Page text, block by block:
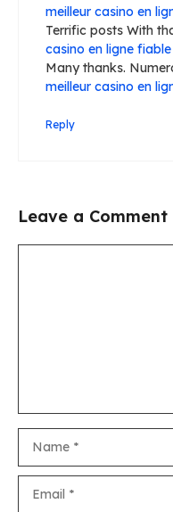
meilleur casino en
Terrific posts With
casino en ligne fiable
Many thanks.
meilleur casino en
Reply
Leave a Comment